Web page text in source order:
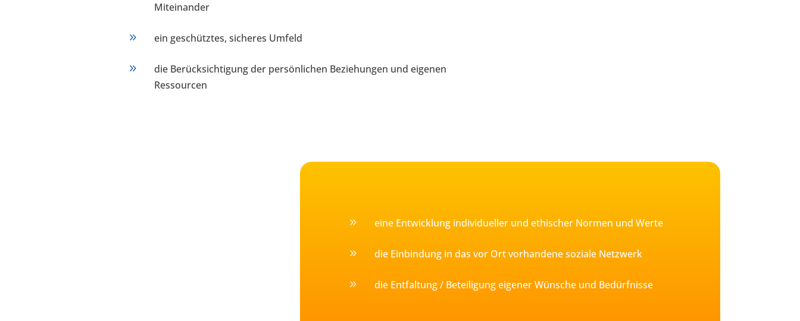
Miteinander
9 ein geschütztes, sicheres Umfeld
9
die Berücksichtigung der persönlichen Beziehungen und eigenen
Ressourcen
9 eine Entwicklung individueller und ethischer Normen und Werte
9 die Einbindung in das vor Ort vorhandene soziale Netzwerk
9 die Entfaltung / Beteiligung eigener Wünsche und Bedürfnisse